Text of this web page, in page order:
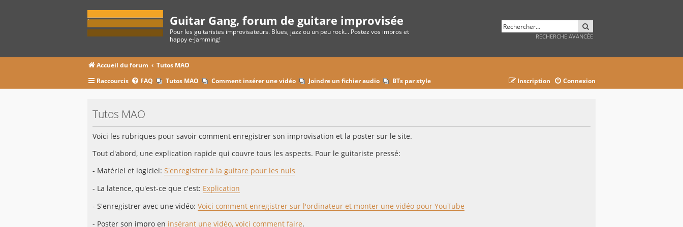
Guitar Gang, forum de guitare improvisée
Pour les guitaristes improvisateurs. Blues, jazz ou un peu rock... Postez vos impros et
happy e-Jamming!
RECHERCHE AVANCÉE
Accueil du forum
Tutos MAO
Raccourcis
FAQ Tutos MAO Comment insérer une vidéo Joindre un fichier audio BTs par style Connexion
Inscription
Tutos MAO
Voici les rubriques pour savoir comment enregistrer son improvisation et la poster sur le site.
Tout d'abord, une explication rapide qui couvre tous les aspects. Pour le guitariste pressé:
- Matériel et logiciel: S'enregistrer à la guitare pour les nuls
- La latence, qu'est-ce que c'est: Explication
- S'enregistrer avec une vidéo: Voici comment enregistrer sur l'ordinateur et monter une vidéo pour YouTube
- Poster son impro en insérant une vidéo, voici comment faire.